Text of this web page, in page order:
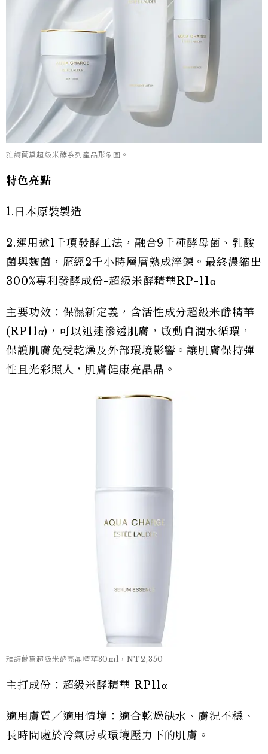
雅詩蘭黛超級米酵系列產品形象圖。
特色亮點
1.日本原裝製造
2.運用逾1千項發酵工法，融合9千種酵母菌、乳酸
菌與麴菌，歷經2千小時層層熟成淬鍊。最終濃縮出
300%專利發酵成份-超級米酵精華RP-11α
主要功效：保濕新定義，含活性成分超級米酵精華
(RP11α)，可以迅速滲透肌膚，啟動自潤水循環，
保護肌膚免受乾燥及外部環境影響。讓肌膚保持彈
性且光彩照人，肌膚健康亮晶晶。
雅詩蘭黛超級米酵亮晶精華30ml，NT2,350
主打成份：超級米酵精華 RP11α
適用膚質／適用情境：適合乾燥缺水、膚況不穩、
長時間處於冷氣房或環境壓力下的肌膚。